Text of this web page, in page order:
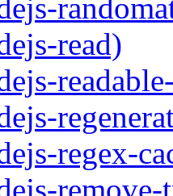
read)
regex-